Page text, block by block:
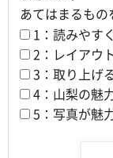
あてはまるもの
1：読みやす
2：レイアウ
3：取り上げ
4：山梨の魅
5：写真が魅